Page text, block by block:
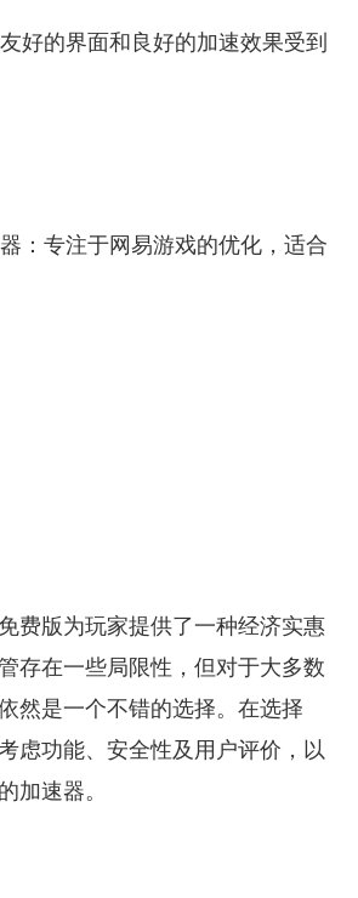
好的界面和良好的加速效果受到
：专注于网易游戏的优化，适合
费版为玩家提供了一种经济实惠
存在一些局限性，但对于大多数
然是一个不错的选择。在选择
虑功能、安全性及用户评价，以
加速器。